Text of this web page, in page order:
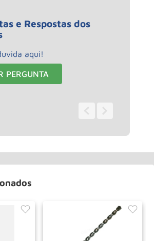
e Respostas dos
aqui!
PERGUNTA